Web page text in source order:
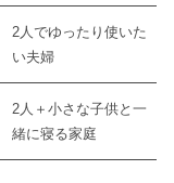
2人でゆったり使いた
い夫婦
2人＋小さな子供と一
緒に寝る家庭